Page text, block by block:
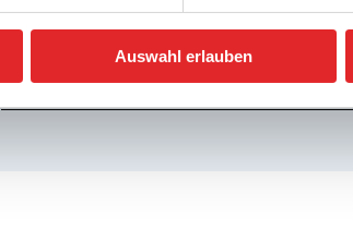
Auswahl erlauben
„Budapest entdecken – zwischen
mittelalterlichem Flair und Donauschifffahrt.“
Details